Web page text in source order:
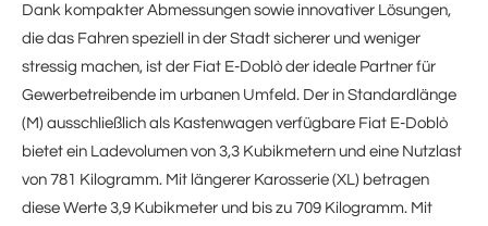
Dank kompakter Abmessungen sowie innovativer Lösungen,
die das Fahren speziell in der Stadt sicherer und weniger
stressig machen, ist der Fiat E-Doblò der ideale Partner für
Gewerbetreibende im urbanen Umfeld. Der in Standardlänge
(M) ausschließlich als Kastenwagen verfügbare Fiat E-Doblò
bietet ein Ladevolumen von 3,3 Kubikmetern und eine Nutzlast
von 781 Kilogramm. Mit längerer Karosserie (XL) betragen
diese Werte 3,9 Kubikmeter und bis zu 709 Kilogramm. Mit